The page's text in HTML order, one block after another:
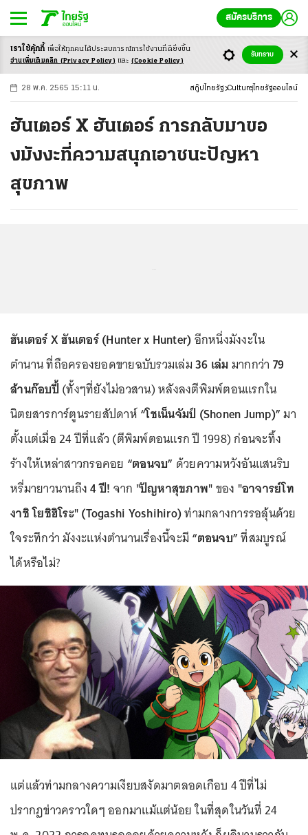
สมัครบริการ
-ก ก ก+
28 พ.ค. 2565 15:11 น. สกู๊ปไทยรัฐ Cultureไทยรัฐออนไลน์
ฮันเตอร์ X ฮันเตอร์ การกลับมาขอ
งมังงะที่ความสนุกเอาชนะปัญหา
สุขภาพ
ฮันเตอร์ X ฮันเตอร์ (Hunter x Hunter)อีกหนึ่งมังงะใน
ตำนาน ที่ถือครองยอดขายฉบับรวมเล่ม36 เล่ม มากกว่า 79
ล้านก๊อบปี้ (ทั้งๆที่ยังไม่อวสาน) หลังลงตีพิมพ์ตอนแรกใน
นิตยสารการ์ตูนรายสัปดาห์“โชเน็นจัมป์ (Shonen Jump)”มา
ตั้งแต่เมื่อ 24 ปีที่แล้ว (ตีพิมพ์ตอนแรก ปี 1998) ก่อนจะทิ้ง
ร้างให้เหล่าสาวกรอคอย “ตอนจบ” ด้วยความหวังอันแสนริบ
หรี่มายาวนานถึง4 ปี! จาก "ปัญหาสุขภาพ"ของ "อาจารย์โท
งาชิ โยชิฮิโระ" (Togashi Yoshihiro)ท่ามกลางการรอลุ้นด้วย
ใจระทึกว่า มังงะแห่งตำนานเรื่องนี้จะมี “ตอนจบ”ที่สมบูรณ์
ได้หรือไม่?
แต่แล้วท่ามกลางความเงียบสงัดมาตลอดเกือบ 4 ปีที่ไม่
ปรากฏข่าวคราวใดๆ ออกมาแม้แต่น้อย ในที่สุดในวันที่ 24
เราใช้คุ้กกี้ เพื่อให้ทุกคนได้ประสบการณ์การใช้งานที่ดียิ่งขึ้น
อ่านเพิ่มเติมคลิก (Privacy Policy) และ (Cookie Policy)
รับทราบ